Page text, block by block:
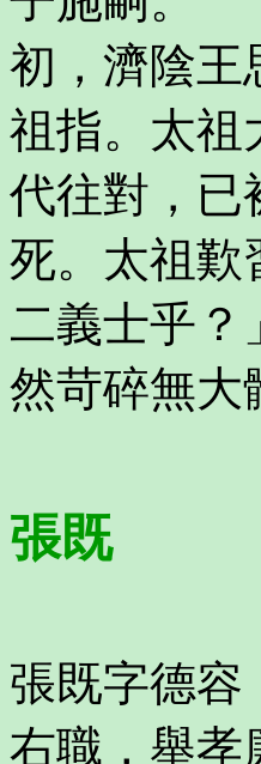
初，濟陰王
祖指。太祖
代往對，已
死。太祖歎
二義士乎？
然苛碎無大
張既
張既字德容
右職，舉孝